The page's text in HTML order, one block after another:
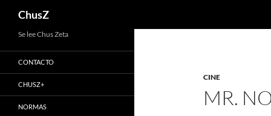
Saltar
al
contenido
ChusZ
CINE
MR.
Se lee Chus Zeta
CONTACTO
CHUSZ+
NORMAS